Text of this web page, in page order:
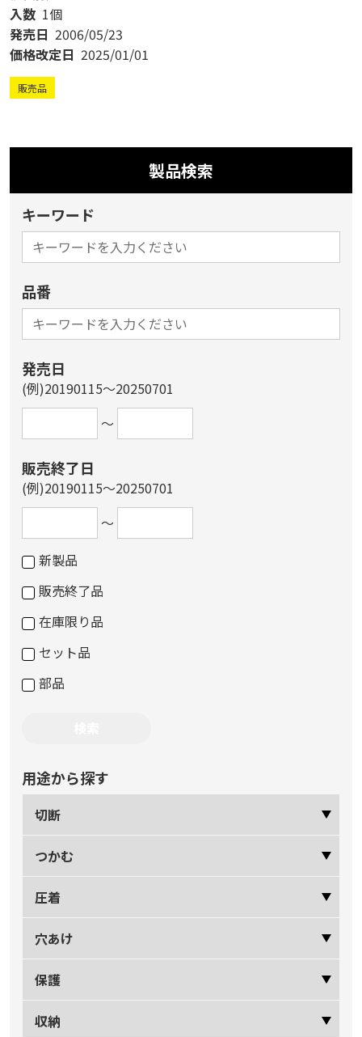
入数 1個
発売日 2006/05/23
価格改定日 2025/01/01
販売品
製品検索
キーワード
品番
発売日
(例)20190115～20250701
～
販売終了日
(例)20190115～20250701
～
新製品
販売終了品
在庫限り品
セット品
部品
用途から探す
切断
つかむ
圧着
穴あけ
保護
収納